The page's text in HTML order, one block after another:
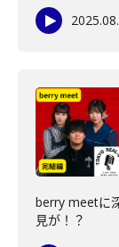
berry meetに
見が！？